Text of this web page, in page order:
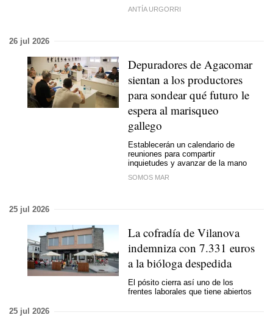
ANTÍA URGORRI
26 jul 2026
Depuradores de Agacomar
sientan a los productores
para sondear qué futuro le
espera al marisqueo
gallego
Establecerán un calendario de
reuniones para compartir
inquietudes y avanzar de la mano
SOMOS MAR
25 jul 2026
La cofradía de Vilanova
indemniza con 7.331 euros
a la bióloga despedida
El pósito cierra así uno de los
frentes laborales que tiene abiertos
25 jul 2026